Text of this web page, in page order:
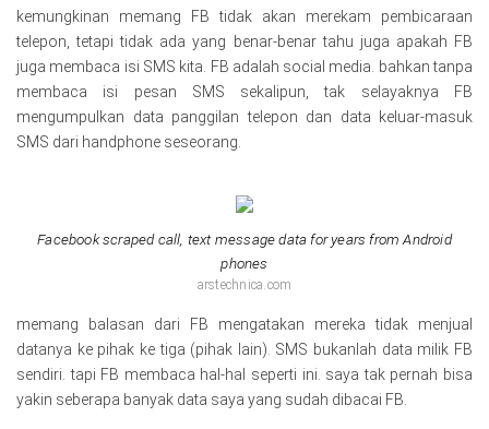
kemungkinan memang FB tidak akan merekam pembicaraan
telepon, tetapi tidak ada yang benar-benar tahu juga apakah FB
juga membaca isi SMS kita. FB adalah social media. bahkan tanpa
membaca isi pesan SMS sekalipun, tak selayaknya FB
mengumpulkan data panggilan telepon dan data keluar-masuk
SMS dari handphone seseorang.
Facebook scraped call, text message data for years from Android
phones
arstechnica.com
memang balasan dari FB mengatakan mereka tidak menjual
datanya ke pihak ke tiga (pihak Iain). SMS bukanlah data milik FB
sendiri. tapi FB membaca hal-hal seperti ini. saya tak pernah bisa
yakin seberapa banyak data saya yang sudah dibacai FB.